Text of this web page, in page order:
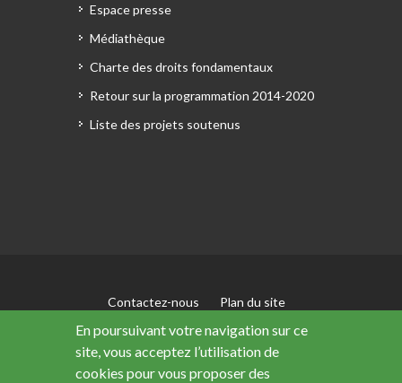
En poursuivant votre navigation sur ce
site, vous acceptez l’utilisation de
cookies pour vous proposer des
Espace presse
Médiathèque
Charte des droits fondamentaux
Retour sur la programmation 2014-2020
Liste des projets soutenus
Contactez-nous
Plan du site
Mentions légales
Accessibilité : non conforme
Données personnelles